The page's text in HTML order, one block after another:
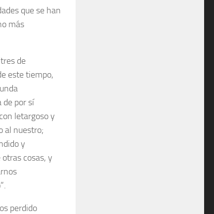
que se han
más
de
este tiempo,
de por sí
letargoso y
al nuestro;
y
cosas, y
perdido